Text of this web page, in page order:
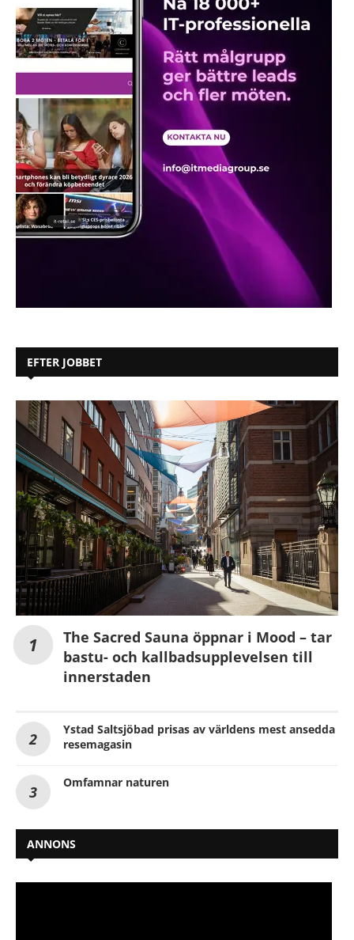
EFTER JOBBET
The Sacred Sauna öppnar i Mood – tar
bastu- och kallbadsupplevelsen till
innerstaden
Ystad Saltsjöbad prisas av världens mest ansedda
resemagasin
Omfamnar naturen
ANNONS